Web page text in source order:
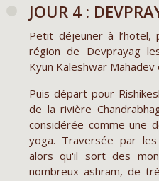
JOUR 4 :
Petit déjeuner à l’hotel,
région de Devprayag
Kyun Kaleshwar Mahadev
Puis départ pour
de la rivière
considérée comme une
yoga. Traversée par
alors qu'il sort des
nombreux ashram, de